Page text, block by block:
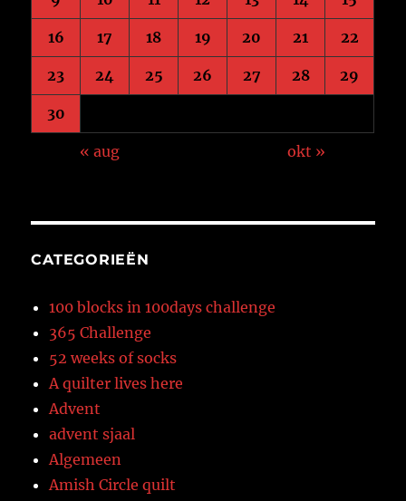
16 17 18 19 20 21 22
23 24 25 26 27 28 29
30
« aug okt »
CATEGORIEËN
100 blocks in 100days challenge
365 Challenge
52 weeks of socks
A quilter lives here
Advent
advent sjaal
Algemeen
Amish Circle quilt